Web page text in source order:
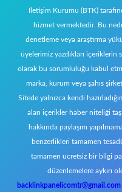
İletişim Kurumu (BTK)
hizmet vermektedir. Bu
denetleme veya araştırma
üyelerimiz yazdıkları
olarak bu sorumluluğu kabul
marka, kurum veya şahıs
Sitede yalnızca kendi
alan içerikler haber niteliği
hakkında paylaşım
benzerlikleri tamamen
tamamen ücretsiz bir bilgi
düzenlemelere aykırı
backlinkpanelicomtr@gmail.com